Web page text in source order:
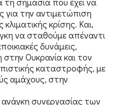
για την αντιμετώπιση
κρίσης. Και,
να σταθούμε απέναντι
δυνάμεις,
στην Ουκρανία και τον
καταστροφής, με
αμάχους, στην
ανάγκη συνεργασίας των